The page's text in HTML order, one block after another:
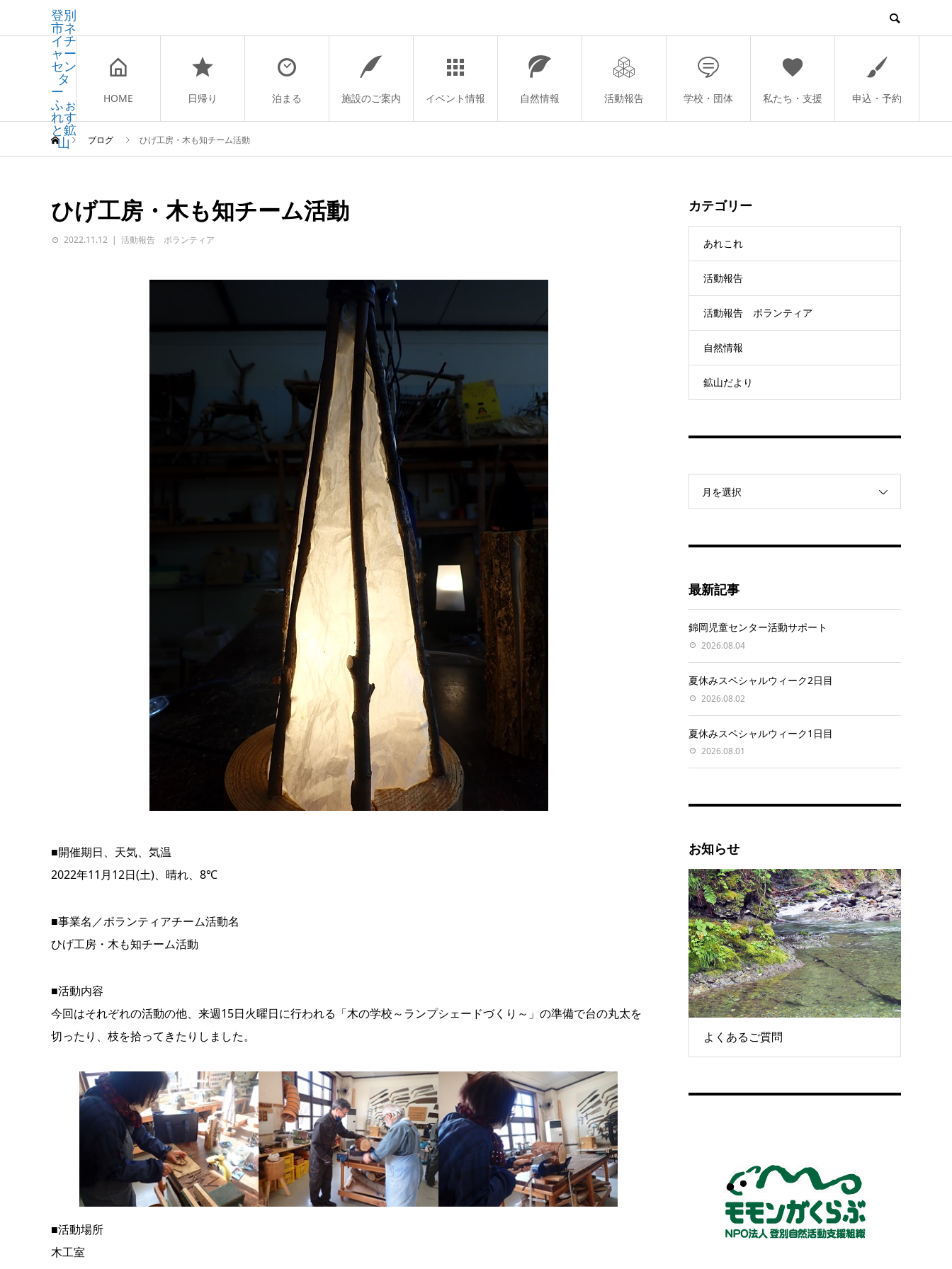
登別
市ネ
イチ
ャー
セン
タ
ー
ふぉ
れす
と鉱
山
HOME 日帰り 泊まる 施設のご案内 イベント情報 自然情報 活動報告 学校・団体 私たち・支援 申込・予約
ブログ ひげ工房・木も知チーム活動
ひげ工房・木も知チーム活動
2022.11.12 活動報告 ボランティア
■開催期日、天気、気温
2022年11月12日(土)、晴れ、8℃
■事業名／ボランティアチーム活動名
ひげ工房・木も知チーム活動
■活動内容
今回はそれぞれの活動の他、来週15日火曜日に行われる「木の学校～ランプシェードづくり～」の準備で台の丸太を
切ったり、枝を拾ってきたりしました。
■活動場所
木工室
カテゴリー
あれこれ
活動報告
活動報告 ボランティア
自然情報
鉱山だより
月を選択
最新記事
錦岡児童センター活動サポート
2026.08.04
夏休みスペシャルウィーク2日目
2026.08.02
夏休みスペシャルウィーク1日目
2026.08.01
お知らせ
よくあるご質問